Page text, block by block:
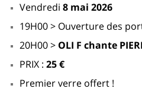
Vendredi 8 mai 2026
19H00 > Ouverture des
20H00 > OLI F chante
PRIX : 25 €
Premier verre offert !